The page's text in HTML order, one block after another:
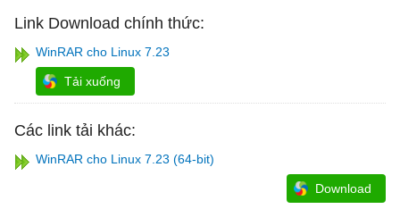
Link Download chính thức:
WinRAR cho Linux 7.23
Tải xuống
Các link tải khác:
WinRAR cho Linux 7.23 (64-bit)
Download